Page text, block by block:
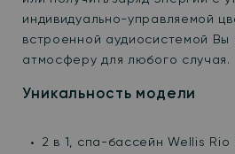
индивидуально-управляемой
встроенной аудиосистемой Вы
атмосферу для любого случая.
Уникальность модели
2 в 1, спа-бассейн Wellis